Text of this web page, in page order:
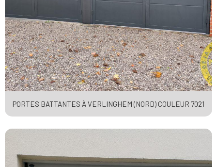
PORTES BATTANTES À VERLINGHEM (NORD) COULEUR 7021